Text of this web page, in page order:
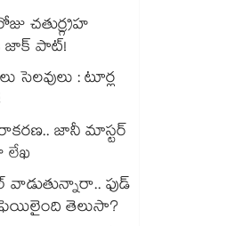
చతుర్గ్రహ
జాక్ పాట్!
సెలవులు : టూర్ల
జానీ మాస్టర్
లేఖ
ఫుడ్
ఫెయిలైంది తెలుసా?